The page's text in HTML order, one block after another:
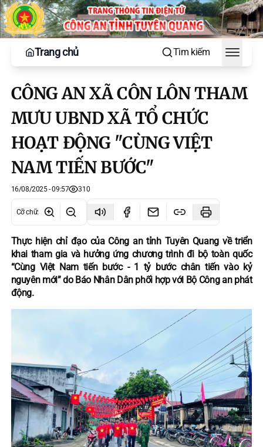
Trang chủ Tìm kiếm
Toggle
CÔNG AN XÃ CÔN LÔN THAM
MƯU UBND XÃ TỔ CHỨC
HOẠT ĐỘNG "CÙNG VIỆT
NAM TIẾN BƯỚC"
16/08/2025 - 09:57 310
Cỡ chữ:
Thực hiện chỉ đạo của Công an tỉnh Tuyên Quang về triển
khai tham gia và hưởng ứng chương trình đi bộ toàn quốc
“Cùng Việt Nam tiến bước - 1 tỷ bước chân tiến vào kỷ
nguyên mới” do Báo Nhân Dân phối hợp với Bộ Công an phát
động.